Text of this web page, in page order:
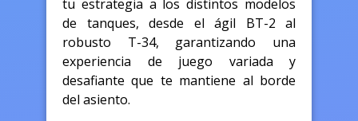
tu estrategia a los distintos modelos
de tanques, desde el ágil BT-2 al
robusto T-34, garantizando una
experiencia de juego variada y
desafiante que te mantiene al borde
del asiento.